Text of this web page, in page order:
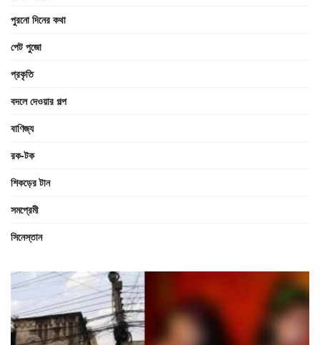
পুরনো দিনের কথা
পেট পুজো
প্রকৃতি
বদলে দেওয়ার গল্প
বাণিজ্য
রক-টক
শিকড়ের টান
সমপ্রেমী
সিনেস্তান